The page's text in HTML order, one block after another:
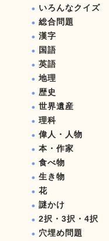
いろんなクイズ
総合問題
漢字
国語
英語
地理
歴史
世界遺産
理科
偉人・人物
本・作家
食べ物
生き物
花
謎かけ
2択・3択・4択
穴埋め問題